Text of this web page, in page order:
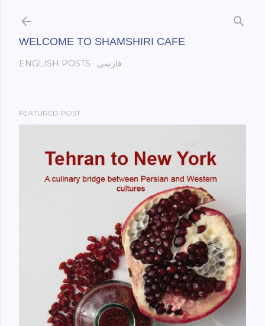
WELCOME TO SHAMSHIRI CAFE
ENGLISH POSTS فارسی
FEATURED POST